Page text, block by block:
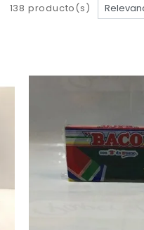
138 producto(s)